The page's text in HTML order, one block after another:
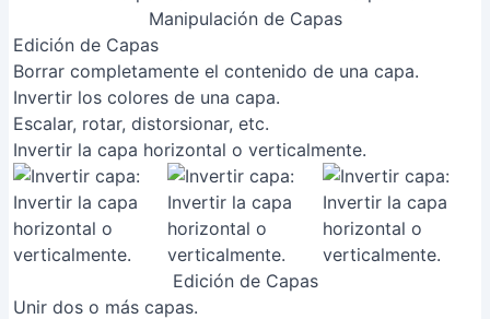
Manipulación de Capas
Edición de Capas
Borrar completamente el contenido de una capa.
Invertir los colores de una capa.
Escalar, rotar, distorsionar, etc.
Invertir la capa horizontal o verticalmente.
Edición de Capas
Unir dos o más capas.